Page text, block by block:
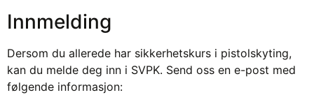
Innmelding
Dersom du allerede har sikkerhetskurs i pistolskyting,
kan du melde deg inn i SVPK. Send oss en e-post med
følgende informasjon: